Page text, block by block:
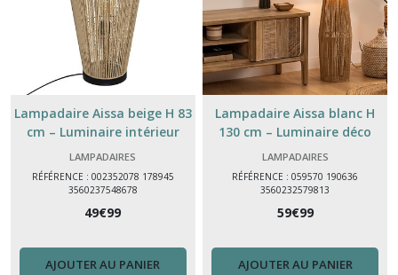
Lampadaire Aissa beige H 83
cm – Luminaire intérieur
décoratif cosy
LAMPADAIRES
RÉFÉRENCE : 002352078 178945
3560237548678
49€99
AJOUTER AU PANIER
Lampadaire Aissa blanc H
130 cm – Luminaire déco
intérieur design
LAMPADAIRES
RÉFÉRENCE : 059570 190636
3560232579813
59€99
AJOUTER AU PANIER